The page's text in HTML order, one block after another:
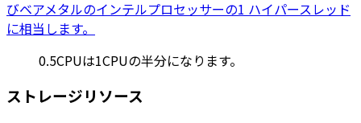
びベアメタルのインテルプロセッサーの1 ハイパースレッド
に相当します。
0.5CPUは1CPUの半分になります。
ストレージリソース